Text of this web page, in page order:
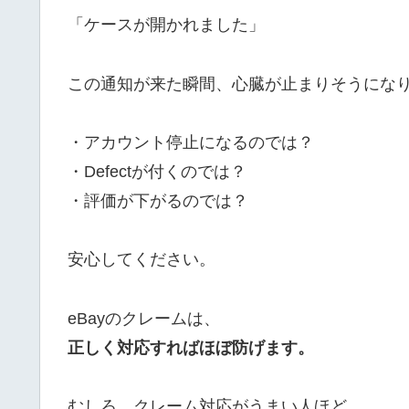
「ケースが開かれました」
この通知が来た瞬間、心臓が止まりそうにな
・アカウント停止になるのでは？
・Defectが付くのでは？
・評価が下がるのでは？
安心してください。
eBayのクレームは、
正しく対応すればほぼ防げます。